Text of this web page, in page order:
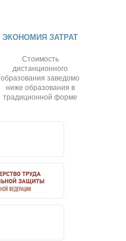
ЭКОНОМИЯ ЗАТРАТ
Стоимость
дистанционного
образования заведомо
ниже образования в
традиционной форме